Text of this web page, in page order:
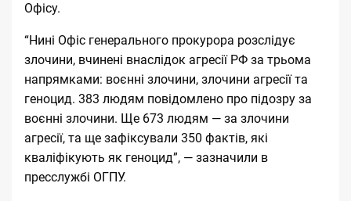
Офісу.
“Нині Офіс генерального прокурора розслідує
злочини, вчинені внаслідок агресії РФ за трьома
напрямками: воєнні злочини, злочини агресії та
геноцид. 383 людям повідомлено про підозру за
воєнні злочини. Ще 673 людям — за злочини
агресії, та ще зафіксували 350 фактів, які
кваліфікують як геноцид”, — зазначили в
пресслужбі ОГПУ.